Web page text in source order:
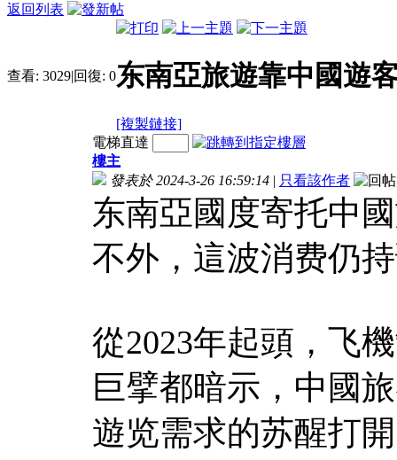
返回列表
查看: 3029|回復: 0东南亞旅遊靠中國遊
[複製鏈接]
電梯直達
樓主
發表於 2024-3-26 16:59:14 | 只看該作者
东南亞國度寄托中
不外，這波消费仍
從2023年起頭，飞
巨擘都暗示，中國
遊览需求的苏醒打